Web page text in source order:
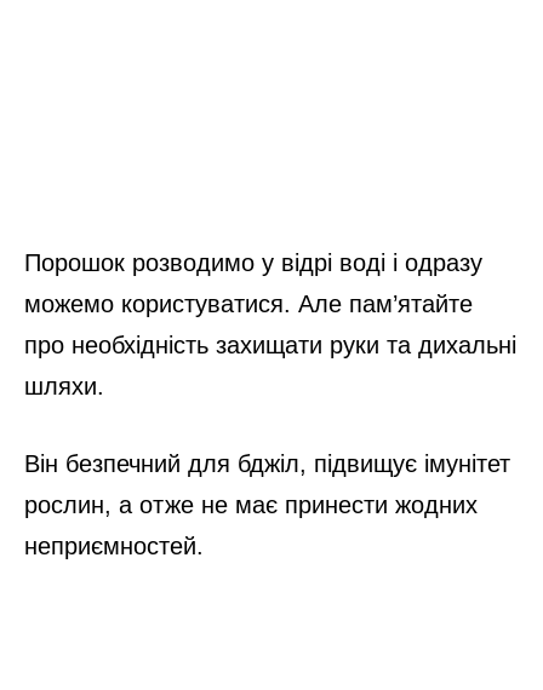
Порошок розводимо у відрі воді і одразу
можемо користуватися. Але пам’ятайте
про необхідність захищати руки та дихальні
шляхи.
Він безпечний для бджіл, підвищує імунітет
рослин, а отже не має принести жодних
неприємностей.